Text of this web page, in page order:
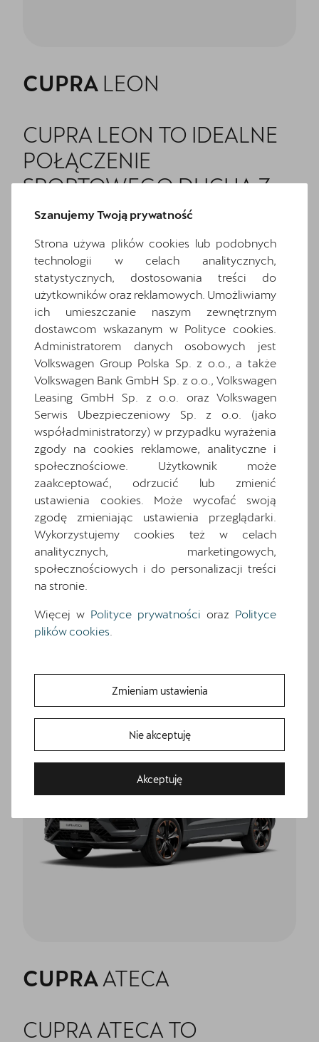
Bezpłatna Jazda Próbna
Umów wizytę serwisową
Skorzystaj z usług najlepszego serwis CUPRA w Polsce -
CUPRA LEON
CUPRA LEON TO IDEALNE
POŁĄCZENIE
SPORTOWEGO DUCHA Z
WYRAZISTYM DESIGNEM
AUTA. ODKRYJ JEGO
UNIKALNE, PEŁNE
DYNAMIKI DETALE I DAJ SIĘ
PONIEŚĆ PRAWDZIWYM
EMOCJOM W
SAMOCHODZIE Z RODZINY
CUPRA.
KONTAKT|POBIERZ
CENNIK
_Kliknij i dowiedz się więcej
CUPRA ATECA
CUPRA ATECA TO
Szanujemy Twoją prywatność
Strona używa plików cookies lub podobnych
technologii w celach analitycznych,
statystycznych, dostosowania treści do
użytkowników oraz reklamowych. Umożliwiamy
ich umieszczanie naszym zewnętrznym
dostawcom wskazanym w Polityce cookies.
Administratorem danych osobowych jest
Volkswagen Group Polska Sp. z o.o., a także
Volkswagen Bank GmbH Sp. z o.o., Volkswagen
Leasing GmbH Sp. z o.o. oraz Volkswagen
Serwis Ubezpieczeniowy Sp. z o.o. (jako
współadministratorzy) w przypadku wyrażenia
zgody na cookies reklamowe, analityczne i
społecznościowe. Użytkownik może
zaakceptować, odrzucić lub zmienić
ustawienia cookies. Może wycofać swoją
zgodę zmieniając ustawienia przeglądarki.
Wykorzystujemy cookies też w celach
analitycznych, marketingowych,
społecznościowych i do personalizacji treści
na stronie.
Więcej w Polityce prywatności oraz Polityce
plików cookies
Zmieniam ustawienia
Nie akceptuję
Akceptuję